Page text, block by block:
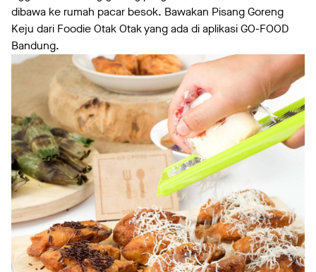
dibawa ke rumah pacar besok. Bawakan Pisang Goreng
Keju dari Foodie Otak Otak yang ada di aplikasi GO-FOOD
Bandung.